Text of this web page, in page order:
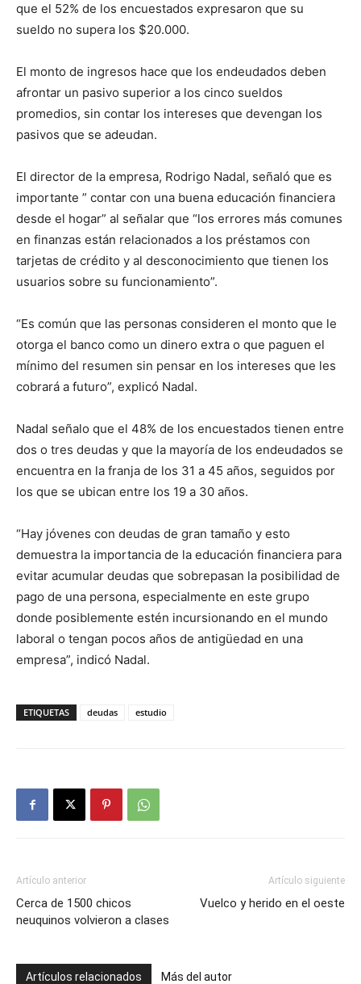
que el 52% de los encuestados expresaron que su
sueldo no supera los $20.000.
El monto de ingresos hace que los endeudados deben
afrontar un pasivo superior a los cinco sueldos
promedios, sin contar los intereses que devengan los
pasivos que se adeudan.
El director de la empresa, Rodrigo Nadal, señaló que es
importante ” contar con una buena educación financiera
desde el hogar” al señalar que “los errores más comunes
en finanzas están relacionados a los préstamos con
tarjetas de crédito y al desconocimiento que tienen los
usuarios sobre su funcionamiento”.
“Es común que las personas consideren el monto que le
otorga el banco como un dinero extra o que paguen el
mínimo del resumen sin pensar en los intereses que les
cobrará a futuro”, explicó Nadal.
Nadal señalo que el 48% de los encuestados tienen entre
dos o tres deudas y que la mayoría de los endeudados se
encuentra en la franja de los 31 a 45 años, seguidos por
los que se ubican entre los 19 a 30 años.
“Hay jóvenes con deudas de gran tamaño y esto
demuestra la importancia de la educación financiera para
evitar acumular deudas que sobrepasan la posibilidad de
pago de una persona, especialmente en este grupo
donde posiblemente estén incursionando en el mundo
laboral o tengan pocos años de antigüedad en una
empresa”, indicó Nadal.
ETIQUETAS deudas estudio
Artículo anterior
Cerca de 1500 chicos
neuquinos volvieron a clases
Artículo siguiente
Vuelco y herido en el oeste
Artículos relacionados Más del autor